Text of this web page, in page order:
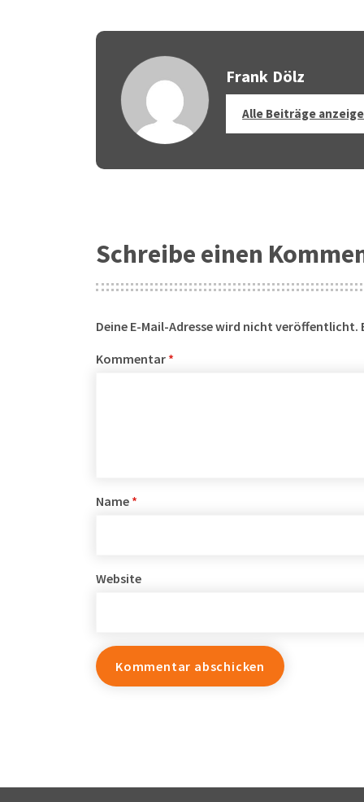
Frank Dölz
Alle Beiträge
Schreibe einen
Deine E-Mail-Adresse wird nicht veröffentlicht.
Kommentar *
Name *
Website